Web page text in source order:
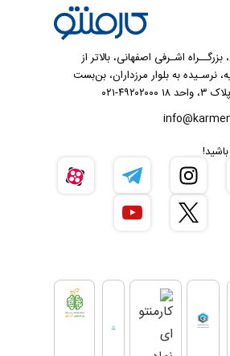
بزرگــراه اشـرفی اصفهانی، بالاتر از
نرسـیده به بلوار مرزداران، بن‌بست
۴۹۲۰۲۰۰۰-۰۲۱